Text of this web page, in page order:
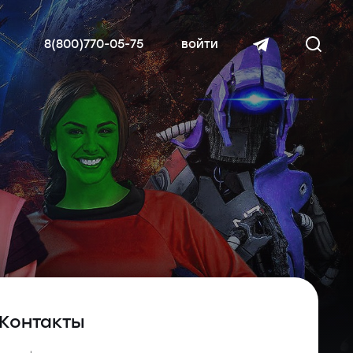
читать далее
8(800)770-05-75 войти
Контакты